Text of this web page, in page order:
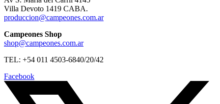
Villa Devoto 1419 CABA.
produccion@campeones.com.ar
Campeones Shop
shop@campeones.com.ar
TEL: +54 011 4503-6840/20/42
Facebook